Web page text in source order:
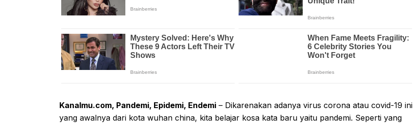
Kanalmu.com, Pandemi, Epidemi, Endemi – Dikarenakan adanya virus corona atau covid-19 ini
yang awalnya dari kota wuhan china, kita belajar kosa kata baru yaitu pandemi. Seperti yang